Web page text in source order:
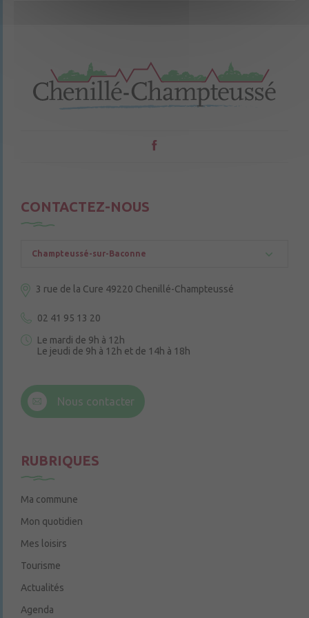
CONTACTEZ-NOUS
Champteussé-sur-Baconne
3 rue de la Cure 49220 Chenillé-Champteussé
02 41 95 13 20
Le mardi de 9h à 12h
Le jeudi de 9h à 12h et de 14h à 18h
Nous contacter
RUBRIQUES
Ma commune
Mon quotidien
Mes loisirs
Tourisme
Actualités
Agenda